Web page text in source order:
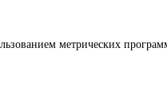
метрических